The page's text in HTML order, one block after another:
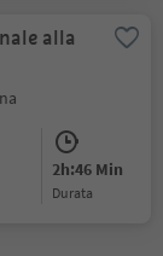
alla
2h:46 Min
durata